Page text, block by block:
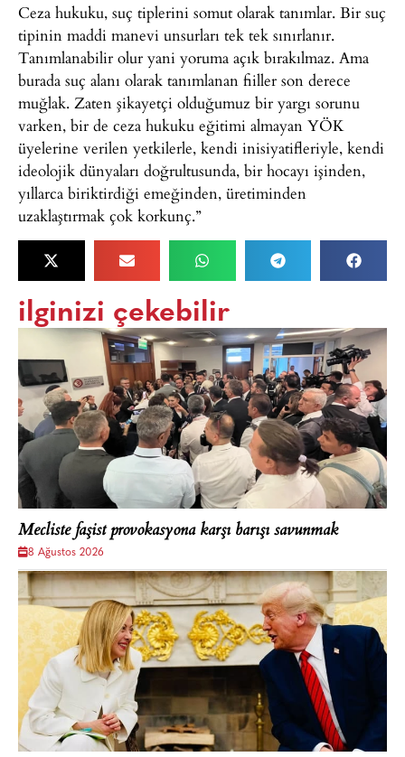
Ceza hukuku, suç tiplerini somut olarak tanımlar. Bir suç
tipinin maddi manevi unsurları tek tek sınırlanır.
Tanımlanabilir olur yani yoruma açık bırakılmaz. Ama
burada suç alanı olarak tanımlanan fiiller son derece
muğlak. Zaten şikayetçi olduğumuz bir yargı sorunu
varken, bir de ceza hukuku eğitimi almayan YÖK
üyelerine verilen yetkilerle, kendi inisiyatifleriyle, kendi
ideolojik dünyaları doğrultusunda, bir hocayı işinden,
yıllarca biriktirdiği emeğinden, üretiminden
uzaklaştırmak çok korkunç.”
ilginizi çekebilir
Mecliste faşist provokasyona karşı barışı savunmak
8 Ağustos 2026